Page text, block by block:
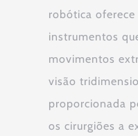
robótica
instrumentos
movimentos
visão
proporcionada
os cirurgiões a